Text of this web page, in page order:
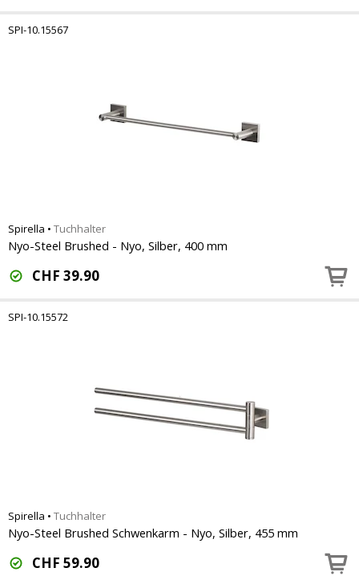
SPI-10.15567
Spirella • Tuchhalter
Nyo-Steel Brushed - Nyo, Silber, 400 mm
CHF 39.90
SPI-10.15572
Spirella • Tuchhalter
Nyo-Steel Brushed Schwenkarm - Nyo, Silber, 455 mm
CHF 59.90